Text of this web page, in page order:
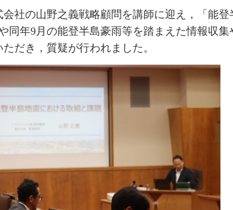
社の山野之義戦略顧問を講師に迎え，「能
同年9月の能登半島豪雨等を踏まえた情報収
だき，質疑が行われました。